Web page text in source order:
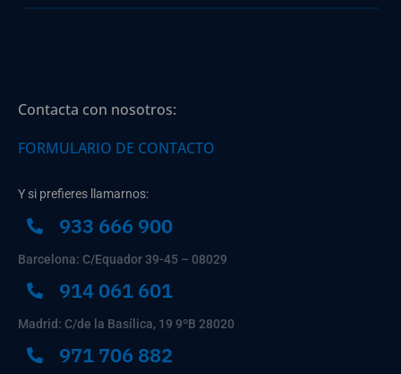
Contacta con nosotros:
FORMULARIO DE CONTACTO
Y si prefieres llamarnos:
933 666 900
Barcelona: C/Equador 39-45 – 08029
914 061 601
Madrid: C/de la Basílica, 19 9ºB 28020
971 706 882